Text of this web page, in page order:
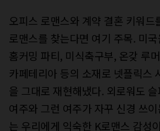
오피스 로맨스와 계약 결혼 키워드
로맨스를 찾는다면 여기 주목. 미
홈커밍 파티, 미식축구부, 온갖 루
카페테리아 등의 소재로 넷플릭스
을 그대로 재현해냈다. 외로워도
여주와 그런 여주가 자꾸 신경 쓰
는 우리에게 익숙한 K로맨스 감성